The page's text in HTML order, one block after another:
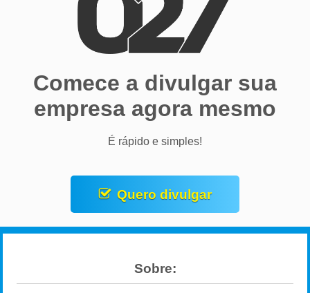
Comece a divulgar sua
empresa agora mesmo
É rápido e simples!
Quero divulgar
Sobre: